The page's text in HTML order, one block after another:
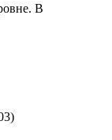
В